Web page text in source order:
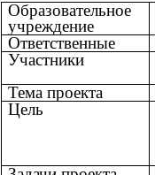
Образовательное
учреждение
Ответственные
Участники
Тема проекта
Цель